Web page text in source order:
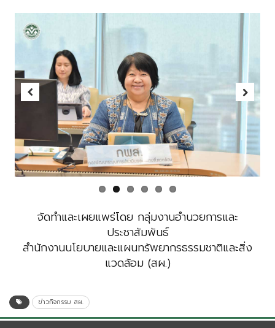
Previous Next
จัดทำและเผยแพร่โดย กลุ่มงานอำนวยการและ
ประชาสัมพันธ์
สำนักงานนโยบายและแผนทรัพยากรธรรมชาติและสิ่ง
แวดล้อม (สผ.)
ข่าวกิจกรรม สผ.